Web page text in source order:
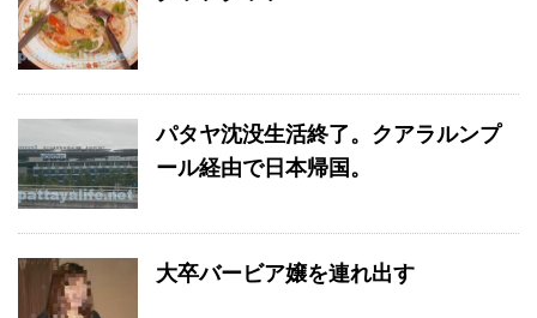
パタヤ沈没生活終了。クアラルンプ
ール経由で日本帰国。
大卒バービア嬢を連れ出す